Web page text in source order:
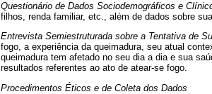
Questionário de Dados Sociodemográficos e
filhos, renda familiar, etc., além de dados sobre
Entrevista Semiestruturada sobre a Tentativa de
fogo, a experiência da queimadura, seu atual
queimadura tem afetado no seu dia a dia e sua
resultados referentes ao ato de atear-se fogo.
Procedimentos Éticos e de Coleta dos Dados